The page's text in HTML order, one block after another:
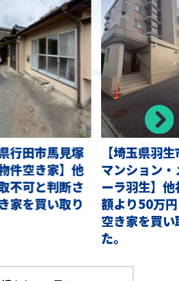
行田市馬見塚
件空き家】他
不可と判断さ
家を買い取り
【埼玉県羽
マンション
ーラ羽生】
額より50万
空き家を買
た。